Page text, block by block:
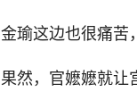
金瑜这边也很痛苦
果然，官嬷嬷就让